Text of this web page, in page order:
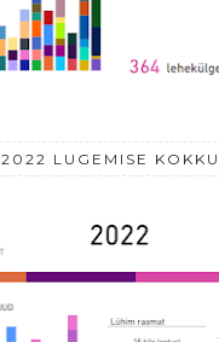
2022 LUGEMISE